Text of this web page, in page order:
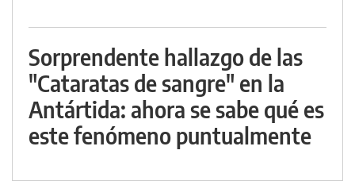
Sorprendente hallazgo de las
"Cataratas de sangre" en la
Antártida: ahora se sabe qué es
este fenómeno puntualmente